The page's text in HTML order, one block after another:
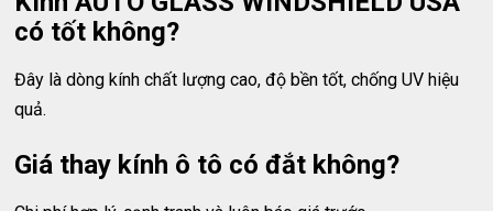
có tốt không?
Đây là dòng kính chất lượng cao, độ bền tốt, chống UV hiệu
quả.
Giá thay kính ô tô có đắt không?